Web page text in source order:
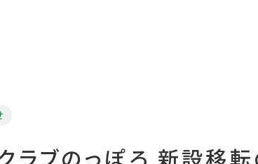
ラブのっぽろ 新設移